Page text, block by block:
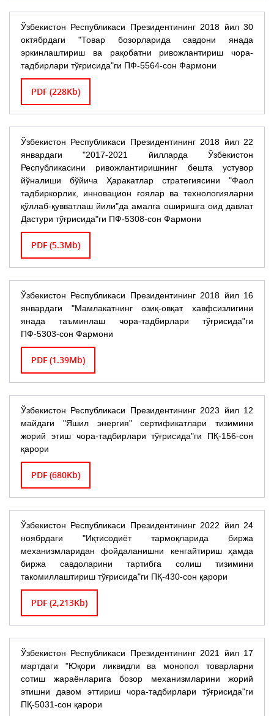
Ўзбекистон Республикаси Президентининг 2018 йил 30
октябрдаги "Товар бозорларида савдони янада
эркинлаштириш ва рақобатни ривожлантириш чора-
тадбирлари тўғрисида"ги ПФ-5564-сон Фармони
PDF (228Kb)
Ўзбекистон Республикаси Президентининг 2018 йил 22
январдаги "2017-2021 йилларда Ўзбекистон
Республикасини ривожлантиришнинг бешта устувор
йўналиши бўйича Ҳаракатлар стратегиясини "Фаол
тадбиркорлик, инновацион ғоялар ва технологияларни
қўллаб-қувватлаш йили"да амалга оширишга оид давлат
Дастури тўғрисида"ги ПФ-5308-сон Фармони
PDF (5.3Mb)
Ўзбекистон Республикаси Президентининг 2018 йил 16
январдаги "Мамлакатнинг озиқ-овқат хавфсизлигини
янада таъминлаш чора-тадбирлари тўғрисида"ги
ПФ-5303-сон Фармони
PDF (1.39Mb)
Ўзбекистон Республикаси Президентининг 2023 йил 12
майдаги "Яшил энергия" сертификатлари тизимини
жорий этиш чора-тадбирлари тўғрисида"ги ПҚ-156-сон
қарори
PDF (680Kb)
Ўзбекистон Республикаси Президентининг 2022 йил 24
ноябрдаги "Иқтисодиёт тармоқларида биржа
механизмларидан фойдаланишни кенгайтириш ҳамда
биржа савдоларини тартибга солиш тизимини
такомиллаштириш тўғрисида"ги ПҚ-430-сон қарори
PDF (2,213Kb)
Ўзбекистон Республикаси Президентининг 2021 йил 17
мартдаги "Юқори ликвидли ва монопол товарларни
сотиш жараёнларига бозор механизмларини жорий
этишни давом эттириш чора-тадбирлари тўғрисида"ги
ПҚ-5031-сон қарори